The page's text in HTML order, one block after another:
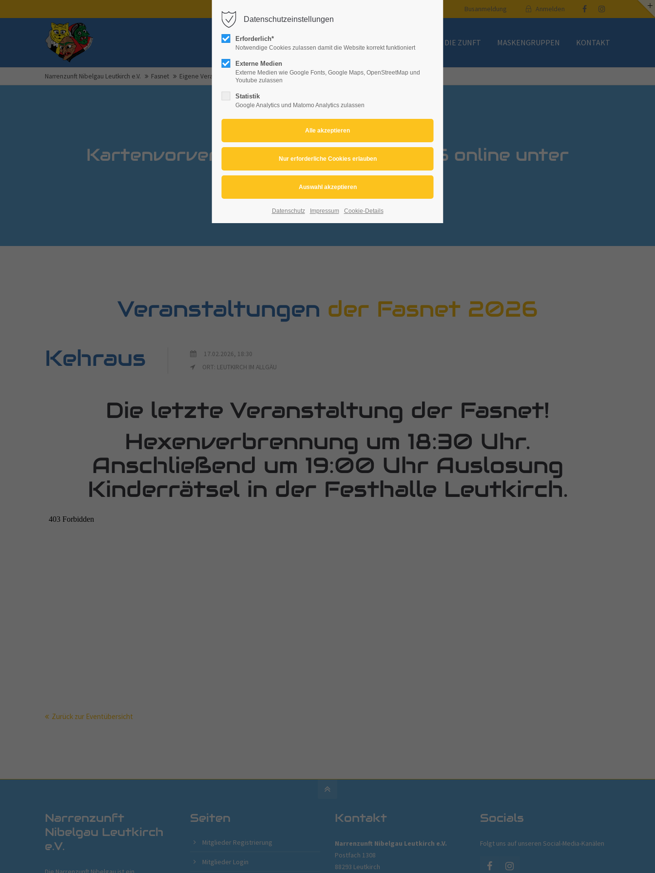
Mitglieder-Login
Benutzername
Anmelden
Busanmeldung Anmelden
DIE ZUNFT MASKENGRUPPEN KONTAKT
Narrenzunft Nibelgau Leutkirch e.V. Fasnet Eigene Veranstaltungen
Kartenvorverkauf ab dem 01.02.2026 online unter
Eventfrog!
Veranstaltungen der Fasnet 2026
Kehraus
17.02.2026, 18:30
ORT: LEUTKIRCH IM ALLGÄU
Die letzte Veranstaltung der Fasnet!
Hexenverbrennung um 18:30 Uhr.
Anschließend um 19:00 Uhr Auslosung
Kinderrätsel in der Festhalle Leutkirch.
Zurück zur Eventübersicht
Narrenzunft
Nibelgau Leutkirch
e.V.
Seiten
Mitglieder Registrierung
Mitglieder Login
Kontakt
Narrenzunft Nibelgau Leutkirch e.V.
Postfach 1308
88293 Leutkirch
Socials
Folgt uns auf unseren Social-Media-Kanälen
Datenschutzeinstellungen
Erforderlich*
Notwendige Cookies zulassen damit die Website korrekt funktioniert
Externe Medien
Externe Medien wie Google Fonts, Google Maps, OpenStreetMap und
Youtube zulassen
Statistik
Google Analytics und Matomo Analytics zulassen
Datenschutz Impressum Cookie-Details